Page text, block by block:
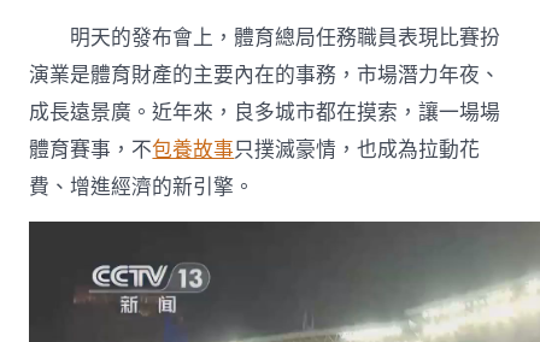
明天的發布會上，體育總局任務職員表現比賽扮
演業是體育財產的主要內在的事務，市場潛力年夜、
成長遠景廣。近年來，良多城市都在摸索，讓一場場
體育賽事，不包養故事只撲滅豪情，也成為拉動花
費、增進經濟的新引擎。